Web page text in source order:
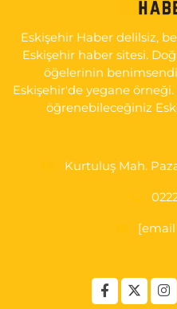
Yol
Eskişehir Haber delilsiz,
Eskişehir haber sitesi.
öğelerinin
Eskişehir'de yegane
öğrenebileceğiniz
Kurtuluş Mah.